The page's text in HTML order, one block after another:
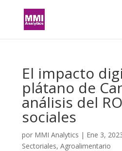
El impacto
plátano de
análisis del
sociales
por MMI Analytics | Ene 3,
Sectoriales, Agroalimentario